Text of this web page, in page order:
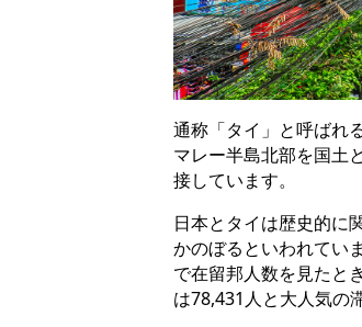
通称「タイ」と呼ばれ
マレー半島北部を国土
接しています。
日本とタイは歴史的に
かのぼるといわれていま
で在留邦人数を見たと
は78,431人と大人気の